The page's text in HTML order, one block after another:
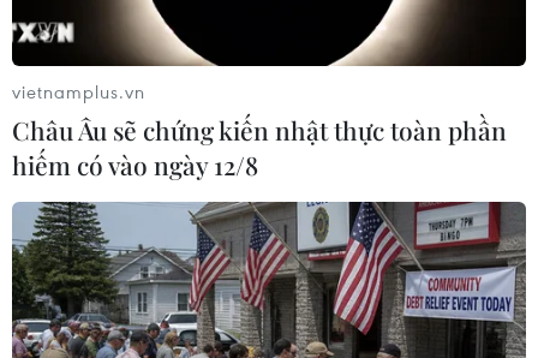
Tin 14/2: Tuyển Việt Nam vẫn "trụ hạng",
Mata ủng hộ M.U
14/02/2014 03:09
vietnamplus.vn
Châu Âu sẽ chứng kiến nhật thực toàn phần
hiếm có vào ngày 12/8